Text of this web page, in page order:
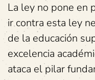
La ley no pone en
ir contra esta ley
de la educación
excelencia
ataca el pilar